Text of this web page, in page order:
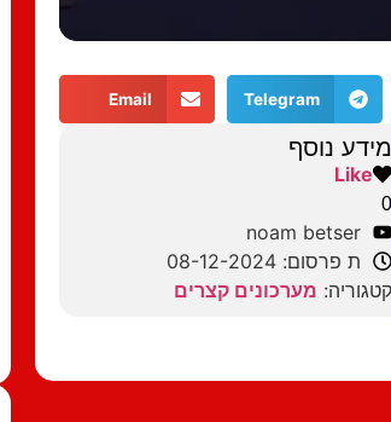
Telegram
Email
מידע נוסף
Like
0
noam betser
ת פרסום: 08-12-2024
קטגוריה: מערכונים קצרים